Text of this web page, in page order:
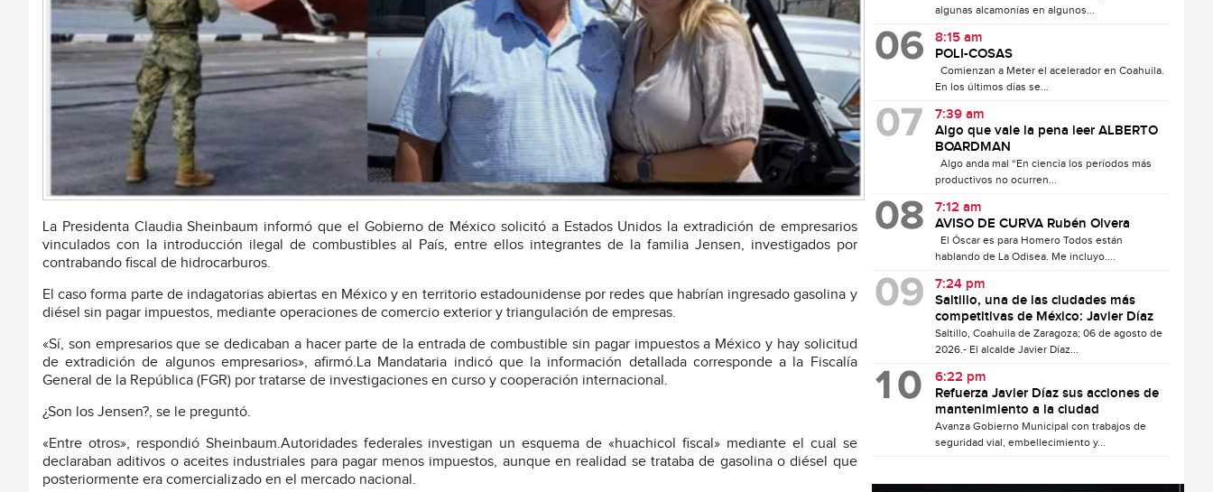
La Presidenta Claudia Sheinbaum informó que el Gobierno de México solicitó a Estados Unidos la extradición de empresarios
vinculados con la introducción ilegal de combustibles al País, entre ellos integrantes de la familia Jensen, investigados por
contrabando fiscal de hidrocarburos.
El caso forma parte de indagatorias abiertas en México y en territorio estadounidense por redes que habrían ingresado gasolina y
diésel sin pagar impuestos, mediante operaciones de comercio exterior y triangulación de empresas.
«Sí, son empresarios que se dedicaban a hacer parte de la entrada de combustible sin pagar impuestos a México y hay solicitud
de extradición de algunos empresarios», afirmó.La Mandataria indicó que la información detallada corresponde a la Fiscalía
General de la República (FGR) por tratarse de investigaciones en curso y cooperación internacional.
¿Son los Jensen?, se le preguntó.
«Entre otros», respondió Sheinbaum.Autoridades federales investigan un esquema de «huachicol fiscal» mediante el cual se
declaraban aditivos o aceites industriales para pagar menos impuestos, aunque en realidad se trataba de gasolina o diésel que
posteriormente era comercializado en el mercado nacional.
algunas alcamonías en algunos...
8:15 am
POLI-COSAS
Comienzan a Meter el acelerador en Coahuila.
En los últimos días se...
7:39 am
Algo que vale la pena leer ALBERTO
BOARDMAN
Algo anda mal “En ciencia los períodos más
productivos no ocurren...
7:12 am
AVISO DE CURVA Rubén Olvera
El Óscar es para Homero Todos están
hablando de La Odisea. Me incluyo....
7:24 pm
Saltillo, una de las ciudades más
competitivas de México: Javier Díaz
Saltillo, Coahuila de Zaragoza; 06 de agosto de
2026.- El alcalde Javier Díaz...
6:22 pm
Refuerza Javier Díaz sus acciones de
mantenimiento a la ciudad
Avanza Gobierno Municipal con trabajos de
seguridad vial, embellecimiento y...